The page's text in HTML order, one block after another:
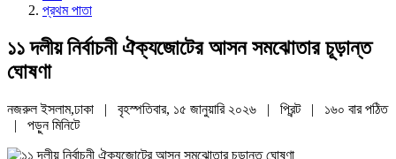
প্রথম পাতা
১১ দলীয় নির্বাচনী ঐক্যজোটের আসন সমঝোতার চূড়ান্ত
ঘোষণা
নজরুল ইসলাম,ঢাকা | বৃহস্পতিবার, ১৫ জানুয়ারি ২০২৬ | প্রিন্ট | ১৬০ বার পঠিত
| পড়ুনমিনিটে